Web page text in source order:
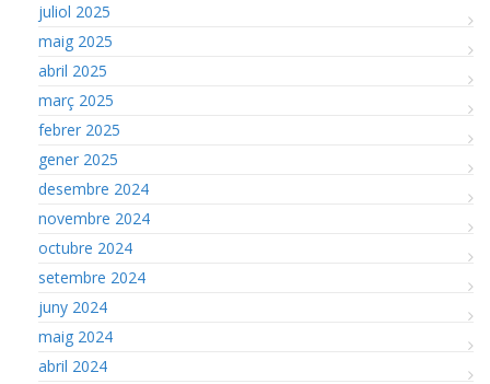
juliol 2025
maig 2025
abril 2025
març 2025
febrer 2025
gener 2025
desembre 2024
novembre 2024
octubre 2024
setembre 2024
juny 2024
maig 2024
abril 2024